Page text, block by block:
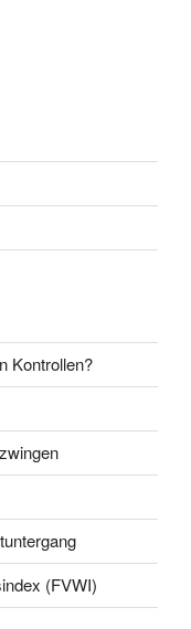
Kontrollen?
(FVWI)